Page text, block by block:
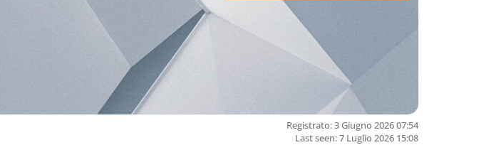
Registrato: 3 Giugno 2026 07:54
Last seen: 7 Luglio 2026 15:08